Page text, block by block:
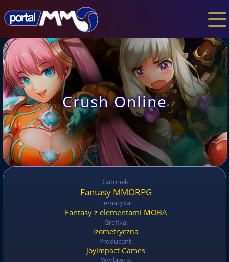
Crush Online
Gatunek:
Fantasy MMORPG
Tematyka:
Fantasy z elementami MOBA
Grafika:
izometryczna
Producent:
JoyImpact Games
Wydawca: